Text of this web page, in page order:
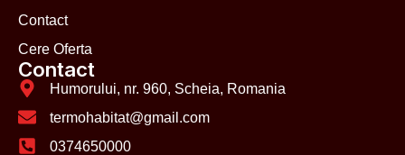
Contact
Cere Oferta
Contact
Humorului, nr. 960, Scheia, Romania
termohabitat@gmail.com
0374650000